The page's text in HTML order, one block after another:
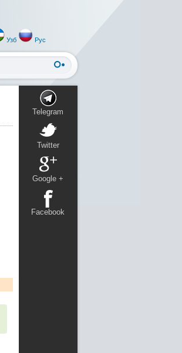
Узб Рус
Telegram
Twitter
Google +
Facebook